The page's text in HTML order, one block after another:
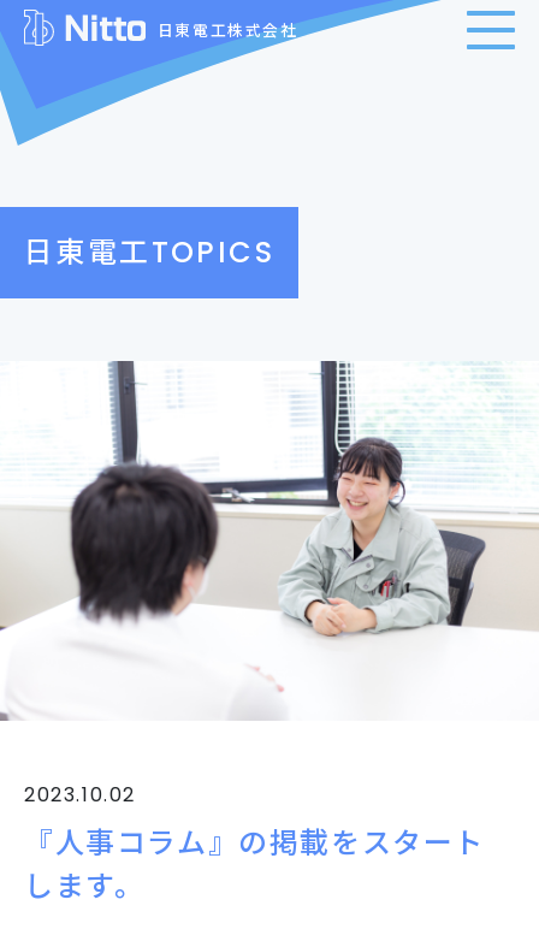
日東電工株式会社
日東電工TOPICS
2023.10.02
『人事コラム』の掲載をスタート
します。